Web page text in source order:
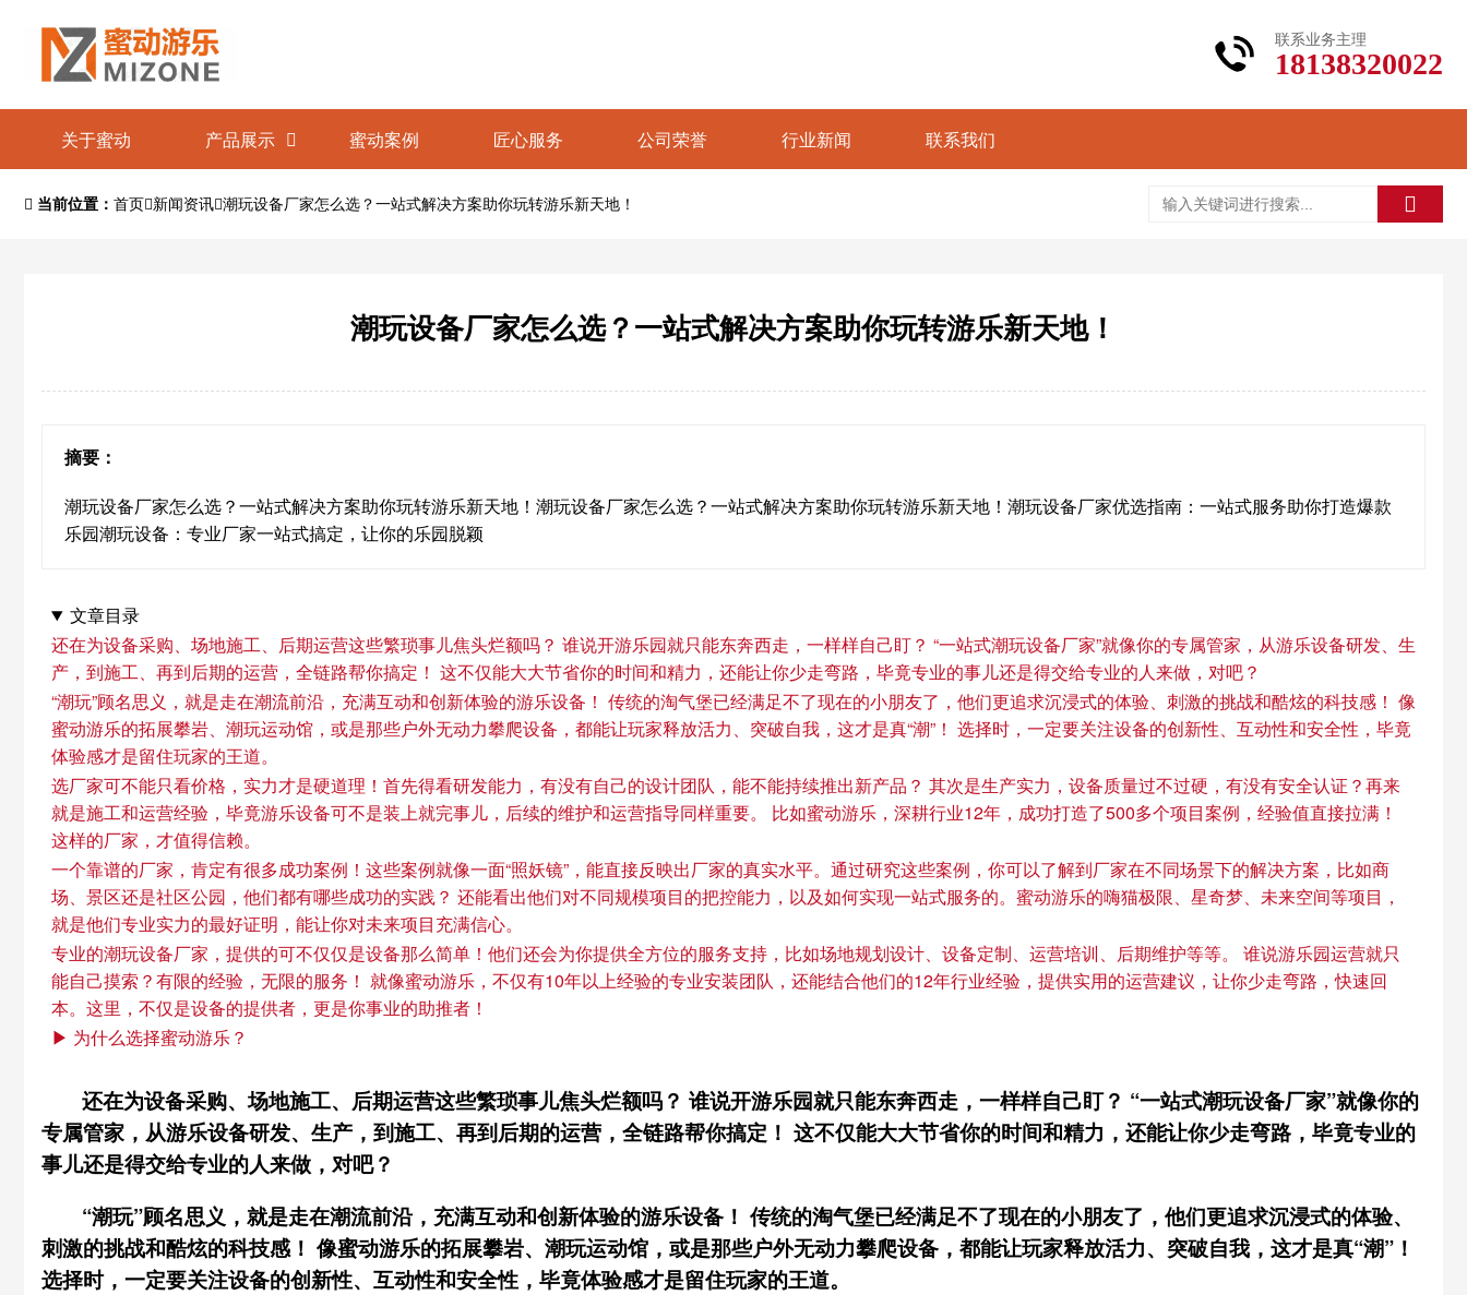
联系业务主理
18138320022
关于蜜动 产品展示 蜜动案例 匠心服务 公司荣誉 行业新闻 联系我们
当前位置： 首页 新闻资讯 潮玩设备厂家怎么选？一站式解决方案助你玩转游乐新天地！
潮玩设备厂家怎么选？一站式解决方案助你玩转游乐新天地！
摘要：
潮玩设备厂家怎么选？一站式解决方案助你玩转游乐新天地！潮玩设备厂家怎么选？一站式解决方案助你玩转游乐新天地！潮玩设备厂家优选指南：一站式服务助你打造爆款
乐园潮玩设备：专业厂家一站式搞定，让你的乐园脱颖
文章目录
还在为设备采购、场地施工、后期运营这些繁琐事儿焦头烂额吗？ 谁说开游乐园就只能东奔西走，一样样自己盯？ “一站式潮玩设备厂家”就像你的专属管家，从游乐设备研发、生
产，到施工、再到后期的运营，全链路帮你搞定！ 这不仅能大大节省你的时间和精力，还能让你少走弯路，毕竟专业的事儿还是得交给专业的人来做，对吧？
“潮玩”顾名思义，就是走在潮流前沿，充满互动和创新体验的游乐设备！ 传统的淘气堡已经满足不了现在的小朋友了，他们更追求沉浸式的体验、刺激的挑战和酷炫的科技感！ 像
蜜动游乐的拓展攀岩、潮玩运动馆，或是那些户外无动力攀爬设备，都能让玩家释放活力、突破自我，这才是真“潮”！ 选择时，一定要关注设备的创新性、互动性和安全性，毕竟
体验感才是留住玩家的王道。
选厂家可不能只看价格，实力才是硬道理！首先得看研发能力，有没有自己的设计团队，能不能持续推出新产品？ 其次是生产实力，设备质量过不过硬，有没有安全认证？再来
就是施工和运营经验，毕竟游乐设备可不是装上就完事儿，后续的维护和运营指导同样重要。 比如蜜动游乐，深耕行业12年，成功打造了500多个项目案例，经验值直接拉满！
这样的厂家，才值得信赖。
一个靠谱的厂家，肯定有很多成功案例！这些案例就像一面“照妖镜”，能直接反映出厂家的真实水平。通过研究这些案例，你可以了解到厂家在不同场景下的解决方案，比如商
场、景区还是社区公园，他们都有哪些成功的实践？ 还能看出他们对不同规模项目的把控能力，以及如何实现一站式服务的。蜜动游乐的嗨猫极限、星奇梦、未来空间等项目，
就是他们专业实力的最好证明，能让你对未来项目充满信心。
专业的潮玩设备厂家，提供的可不仅仅是设备那么简单！他们还会为你提供全方位的服务支持，比如场地规划设计、设备定制、运营培训、后期维护等等。 谁说游乐园运营就只
能自己摸索？有限的经验，无限的服务！ 就像蜜动游乐，不仅有10年以上经验的专业安装团队，还能结合他们的12年行业经验，提供实用的运营建议，让你少走弯路，快速回
本。这里，不仅是设备的提供者，更是你事业的助推者！
▶ 为什么选择蜜动游乐？
还在为设备采购、场地施工、后期运营这些繁琐事儿焦头烂额吗？ 谁说开游乐园就只能东奔西走，一样样自己盯？ “一站式潮玩设备厂家”就像你的
专属管家，从游乐设备研发、生产，到施工、再到后期的运营，全链路帮你搞定！ 这不仅能大大节省你的时间和精力，还能让你少走弯路，毕竟专业的
事儿还是得交给专业的人来做，对吧？
“潮玩”顾名思义，就是走在潮流前沿，充满互动和创新体验的游乐设备！ 传统的淘气堡已经满足不了现在的小朋友了，他们更追求沉浸式的体验、
刺激的挑战和酷炫的科技感！ 像蜜动游乐的拓展攀岩、潮玩运动馆，或是那些户外无动力攀爬设备，都能让玩家释放活力、突破自我，这才是真“潮”！
选择时，一定要关注设备的创新性、互动性和安全性，毕竟体验感才是留住玩家的王道。